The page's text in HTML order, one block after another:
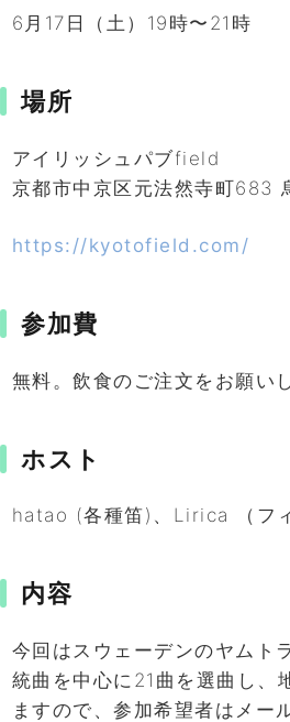
6月17日（土）19時〜21時
場所
アイリッシュパブfield
京都市中京区元法然寺町683
https://kyotofield.com/
参加費
無料。飲食のご注文をお願い
ホスト
hatao (各種笛)、Lirica （フィ
内容
今回はスウェーデンのヤムト
統曲を中心に21曲を選曲し、
ますので、参加希望者はメー